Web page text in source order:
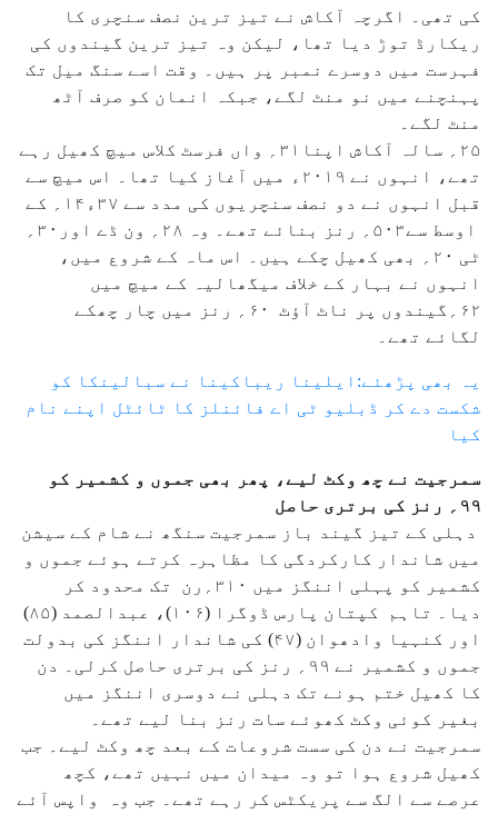
کی تھی۔ اگرچہ آکاش نے تیز ترین نصف سنچری کا
ریکارڈ توڑ دیا تھا، لیکن وہ تیز ترین گیندوں کی
فہرست میں دوسرے نمبر پر ہیں۔ وقت اسے سنگ میل تک
پہنچنے میں نو منٹ لگے، جبکہ انمان کو صرف آٹھ
منٹ لگے۔
۲۵؍ سالہ آکاش اپنا۳۱؍ واں فرسٹ کلاس میچ کھیل رہے
تھے، انہوں نے ۲۰۱۹ء میں آغاز کیا تھا۔ اس میچ سے
قبل انہوں نے دو نصف سنچریوں کی مدد سے ۳۷ء۱۴؍ کے
ٹی ۲۰؍ بھی کھیل چکے ہیں۔ اس ماہ کے شروع میں،
انہوں نے بہار کے خلاف میگھالیہ کے میچ میں
۶۲؍گیندوں پر ناٹ آؤٹ ۶۰؍ رنز میں چار چھکے
لگائے تھے۔
یہ بھی پڑھئے:ایلینا ریباکینا نے سبالینکا کو
شکست دے کر ڈبلیو ٹی اے فائنلز کا ٹائٹل اپنے نام
کیا
سمرجیت نے چھ وکٹ لیے، پھر بھی جموں و کشمیر کو
۹۹؍ رنز کی برتری حاصل
دہلی کے تیز گیند باز سمرجیت سنگھ نے شام کے سیشن
میں شاندار کارکردگی کا مظاہرہ کرتے ہوئے جموں و
کشمیر کو پہلی اننگز میں ۳۱۰؍رن تک محدود کر
دیا۔ تاہم کپتان پارس ڈوگرا (۱۰۶)، عبدالصمد (۸۵)
اور کنہیا وادھوان (۴۷) کی شاندار اننگز کی بدولت
جموں و کشمیر نے ۹۹؍ رنز کی برتری حاصل کرلی۔ دن
کا کھیل ختم ہونے تک دہلی نے دوسری اننگز میں
بغیر کوئی وکٹ کھوئے سات رنز بنا لیے تھے۔
سمرجیت نے دن کی سست شروعات کے بعد چھ وکٹ لیے۔ جب
کھیل شروع ہوا تو وہ میدان میں نہیں تھے، کچھ
عرصے سے الگ سے پریکٹس کر رہے تھے۔ جب وہ واپس آئے